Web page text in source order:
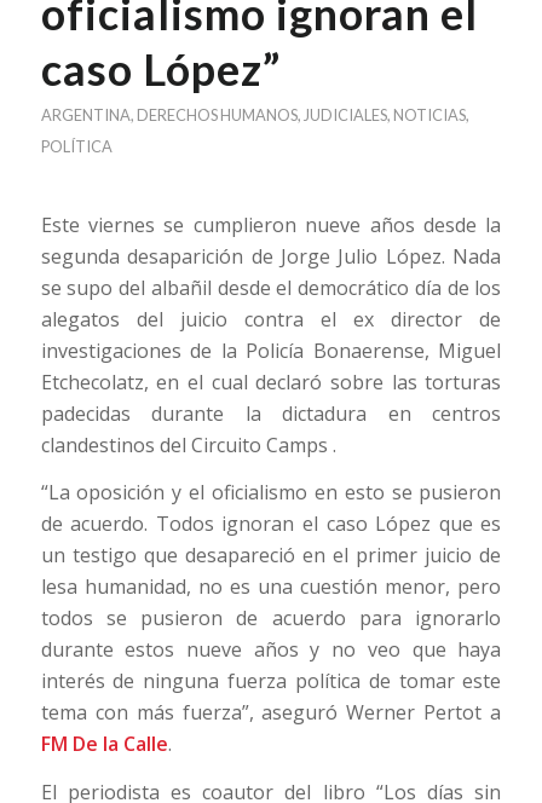
oficialismo ignoran el
caso López”
ARGENTINA, DERECHOS HUMANOS, JUDICIALES, NOTICIAS,
POLÍTICA
Este viernes se cumplieron nueve años desde la
segunda desaparición de Jorge Julio López. Nada
se supo del albañil desde el democrático día de los
alegatos del juicio contra el ex director de
investigaciones de la Policía Bonaerense, Miguel
Etchecolatz, en el cual declaró sobre las torturas
padecidas durante la dictadura en centros
clandestinos del Circuito Camps .
“La oposición y el oficialismo en esto se pusieron
de acuerdo. Todos ignoran el caso López que es
un testigo que desapareció en el primer juicio de
lesa humanidad, no es una cuestión menor, pero
todos se pusieron de acuerdo para ignorarlo
durante estos nueve años y no veo que haya
interés de ninguna fuerza política de tomar este
tema con más fuerza”, aseguró Werner Pertot a
FM De la Calle.
El periodista es coautor del libro “Los días sin